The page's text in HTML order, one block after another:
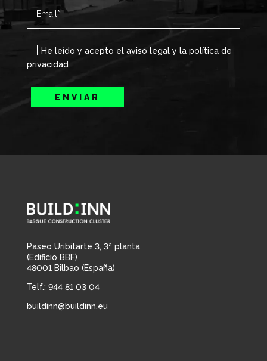
He leído y acepto el aviso legal y la política de
privacidad
ENVIAR
Paseo Uribitarte 3, 3ª planta
(Edificio BBF)
48001 Bilbao (España)
Telf.: 944 81 03 04
buildinn@buildinn.eu